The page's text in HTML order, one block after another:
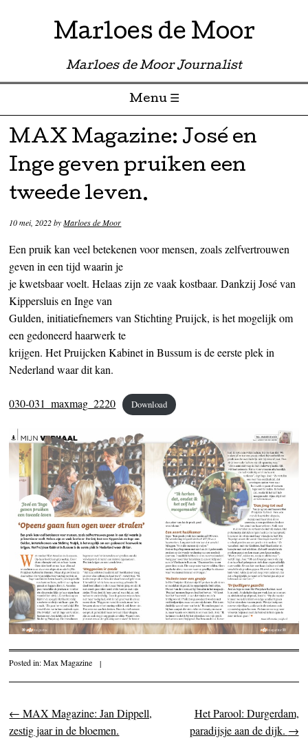
Marloes de Moor
Marloes de Moor Journalist
Menu ☰
Skip to content
MAX Magazine: José en
Inge geven pruiken een
tweede leven.
10 mei, 2022byMarloes de Moor
Een pruik kan veel betekenen voor mensen, zoals zelfvertrouwen
geven in een tijd waarin je
je kwetsbaar voelt. Helaas zijn ze vaak kostbaar. Dankzij José van
Kippersluis en Inge van
Gulden, initiatiefnemers van Stichting Pruijck, is het mogelijk om
een gedoneerd haarwerk te
krijgen. Het Pruijcken Kabinet in Bussum is de eerste plek in
Nederland waar dit kan.
030-031_maxmag_2220 Download
Posted in:Max Magazine |
Post navigation
← MAX Magazine: Jan Dippell,
zestig jaar in de bloemen.
Het Parool: Durgerdam,
paradijsje aan de dijk. →